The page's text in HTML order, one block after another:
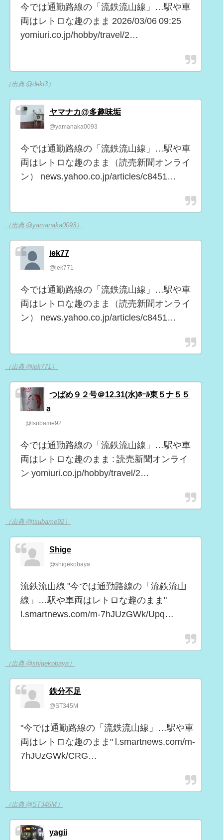
今では通勤路線の「流鉄流山線」…駅や車
両はレトロな趣のまま 2026/03/06 09:25
yomiuri.co.jp/hobby/travel/2…
（出典 @deki3）
ヤマナカ@多趣味垢
@yamanaka0093
今では通勤路線の「流鉄流山線」…駅や車
両はレトロな趣のまま（読売新聞オンライ
ン） news.yahoo.co.jp/articles/c8451…
（出典 @yamanaka0093）
iek77
@iek771
今では通勤路線の「流鉄流山線」…駅や車
両はレトロな趣のまま（読売新聞オンライ
ン） news.yahoo.co.jp/articles/c8451…
（出典 @iek771）
つばめ９２号＠12.31(水)ﾎｰﾙ東５ナ５５
ａ
@tsubame92
今では通勤路線の「流鉄流山線」…駅や車
両はレトロな趣のまま : 読売新聞オンライ
ン yomiuri.co.jp/hobby/travel/2…
（出典 @tsubame92）
Shige
@shigekobaya
流鉄流山線 "今では通勤路線の「流鉄流山
線」…駅や車両はレトロな趣のまま"
l.smartnews.com/m-7hJUzGWk/Upq…
（出典 @shigekobaya）
鉄分不足
@ST345M
"今では通勤路線の「流鉄流山線」…駅や車
両はレトロな趣のまま" l.smartnews.com/m-
7hJUzGWk/CRG…
（出典 @ST345M）
yagii